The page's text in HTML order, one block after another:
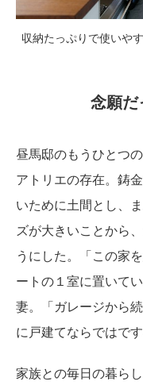
収納たっぷりで使いや
念願だ
昼馬邸のもうひとつ
アトリエの存在。鋳
いために土間とし、
ズが大きいことから
うにした。「この家
ートの１室に置いて
妻。「ガレージから
に戸建てならではです
家族との毎日の暮ら